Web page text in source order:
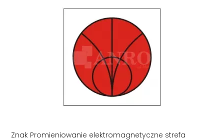
Znak Promieniowanie elektromagnetyczne strefa